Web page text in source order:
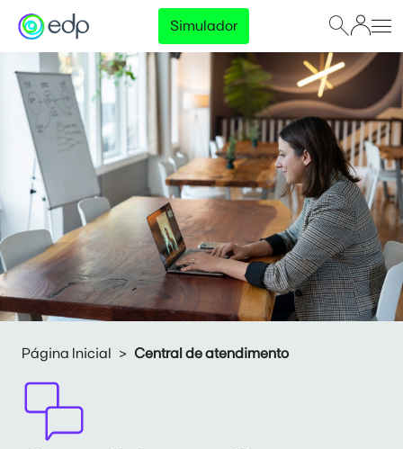
Simulador
Página Inicial Central de atendimento